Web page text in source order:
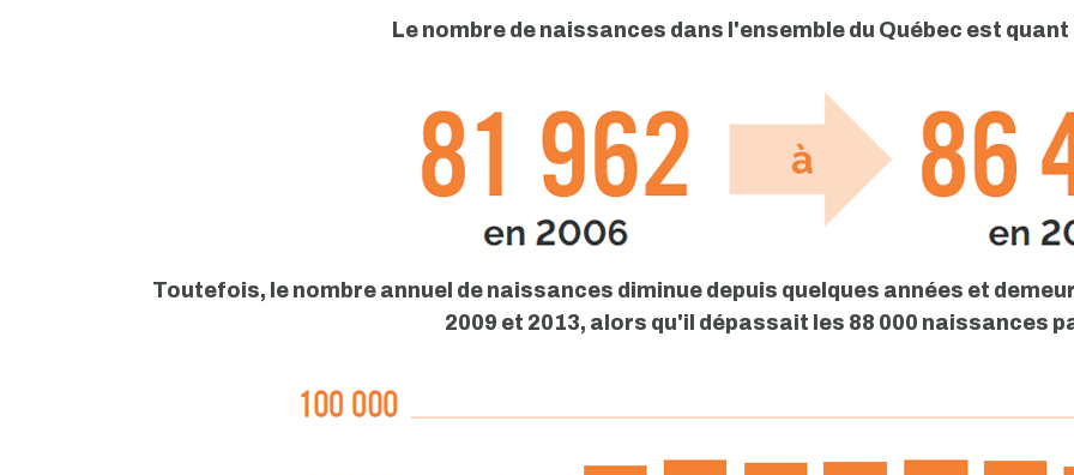
Le nombre de naissances dans l'ensemble du Québec est
Toutefois, le nombre annuel de naissances diminue depuis quelques années et
2009 et 2013, alors qu'il dépassait les 88 000 naissances